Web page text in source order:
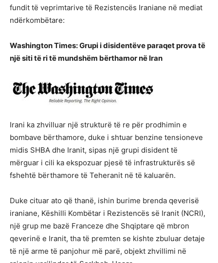
fundit të veprimtarive të Rezistencës Iraniane në mediat
ndërkombëtare:
Washington Times: Grupi i disidentëve paraqet prova të
një siti të ri të mundshëm bërthamor në Iran
Irani ka zhvilluar një strukturë të re për prodhimin e
bombave bërthamore, duke i shtuar benzine tensioneve
midis SHBA dhe Iranit, sipas një grupi disident të
mërguar i cili ka ekspozuar pjesë të infrastrukturës së
fshehtë bërthamore të Teheranit në të kaluarën.
Duke cituar ato që thanë, ishin burime brenda qeverisë
iraniane, Këshilli Kombëtar i Rezistencës së Iranit (NCRI),
një grup me bazë Franceze dhe Shqiptare që mbron
qeverinë e Iranit, tha të premten se kishte zbuluar detaje
të një arme të panjohur më parë, objekt zhvillimi në